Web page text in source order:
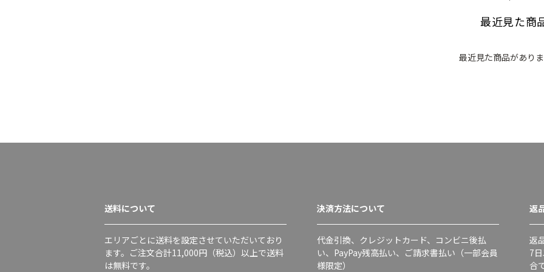
最近見た商
最近見た商品があり
送料について
エリアごとに送料を設定させていただいており
ます。ご注文合計11,000円（税込）以上で送料
は無料です。
決済方法について
代金引換、クレジットカード、コンビニ後払
い、PayPay残高払い、ご請求書払い（一部会員
様限定）
返
返
7
合